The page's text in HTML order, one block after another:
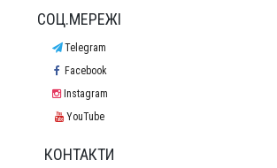
СОЦ.МЕРЕЖІ
Telegram
Facebook
Instagram
YouTube
КОНТАКТИ